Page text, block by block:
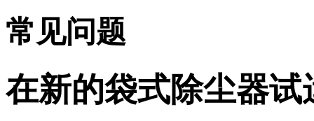
常见问题
在新的袋式除尘器